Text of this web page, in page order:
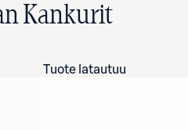
Kankurit
Tuote latautuu